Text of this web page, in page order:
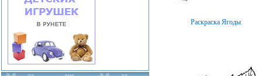
Раскраска Ягоды